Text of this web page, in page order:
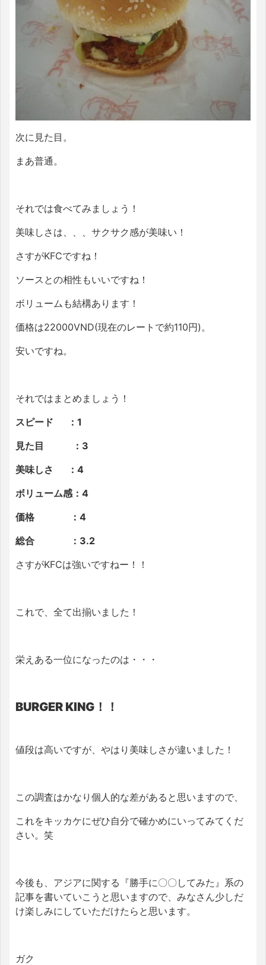
次に見た目。
まあ普通。
それでは食べてみましょう！
美味しさは、、、サクサク感が美味い！
さすがKFCですね！
ソースとの相性もいいですね！
ボリュームも結構あります！
価格は22000VND(現在のレートで約110円)。
安いですね。
それではまとめましょう！
スピード ：1
見た目 ：3
美味しさ ：4
ボリューム感：4
価格 ：4
総合 ：3.2
さすがKFCは強いですねー！！
これで、全て出揃いました！
栄えある一位になったのは・・・
BURGER KING！！
値段は高いですが、やはり美味しさが違いました！
この調査はかなり個人的な差があると思いますので、
これをキッカケにぜひ自分で確かめにいってみてくだ
さい。笑
今後も、アジアに関する『勝手に〇〇してみた』系の
記事を書いていこうと思いますので、みなさん少しだ
け楽しみにしていただけたらと思います。
ガク